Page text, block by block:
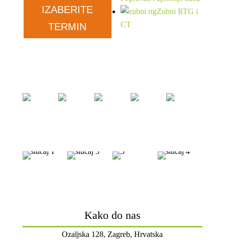
IZABERITE
TERMIN
Zubni RTG i
CT
Kako do nas
Ozaljska 128, Zagreb, Hrvatska